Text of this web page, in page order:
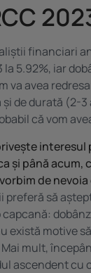
financiari
5.92%, iar
va avea
de durată (2-
că vom
și până
de nevoia
să
există motive
mult,
ascendent cu